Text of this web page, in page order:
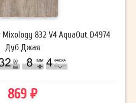
832 V4 AquaOut D4974
Дуб Джая
869 ₽